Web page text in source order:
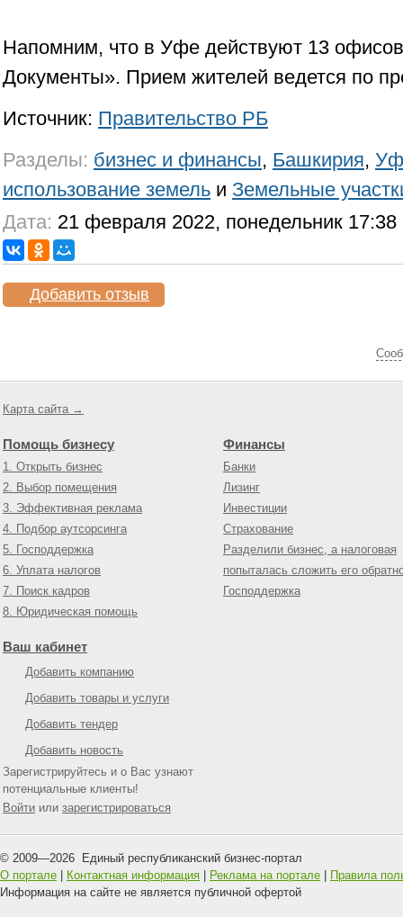
Напомним, что в Уфе действуют 13
Документы». Прием жителей ведется по
Источник: Правительство РБ
Разделы: бизнес и финансы, Башкирия,
использование земель и Земельные
Дата: 21 февраля 2022, понедельник 17:38
Добавить отзыв
Карта сайта →
Помощь бизнесу
1. Открыть бизнес
2. Выбор помещения
3. Эффективная реклама
4. Подбор аутсорсинга
5. Господдержка
6. Уплата налогов
7. Поиск кадров
8. Юридическая помощь
Финансы
Банки
Лизинг
Инвестиции
Страхование
Разделили бизнес, а налоговая
попыталась сложить его
Господдержка
Ваш кабинет
Добавить компанию
Добавить товары и услуги
Добавить тендер
Добавить новость
Зарегистрируйтесь и о Вас узнают
потенциальные клиенты!
Войти или зарегистрироваться
© 2009—2026 Единый республиканский бизнес-портал
О портале
Контактная информация Реклама на портале
Правила
Информация на сайте не является публичной офертой